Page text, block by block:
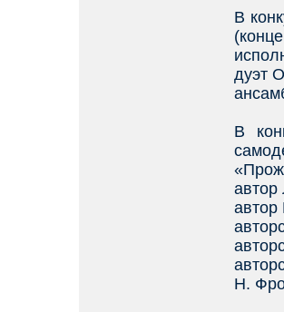
В
дуэт
В
автор
Н.